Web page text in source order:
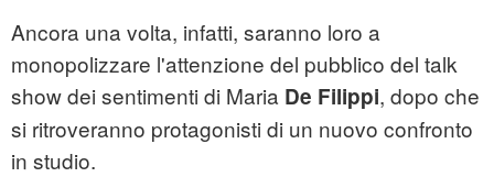
Ancora una volta, infatti, saranno loro a
monopolizzare l'attenzione del pubblico del talk
show dei sentimenti di Maria De Filippi, dopo che
si ritroveranno protagonisti di un nuovo confronto
in studio.